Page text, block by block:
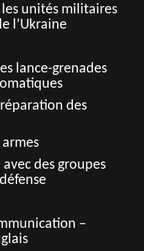
unités militaires
l’Ukraine
lance-grenades
des
des groupes
–